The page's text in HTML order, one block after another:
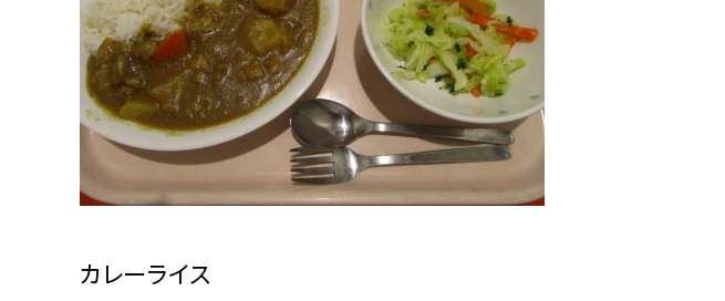
カレーライス